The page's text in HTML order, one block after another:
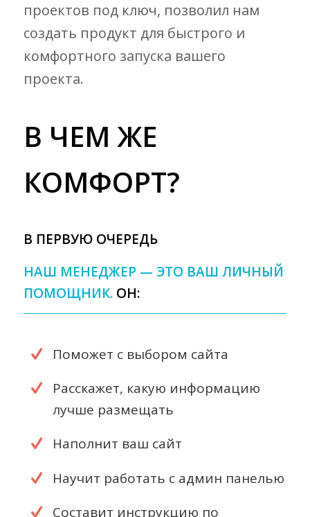
проектов под ключ, позволил нам
создать продукт для быстрого и
комфортного запуска вашего
проекта.
В ЧЕМ ЖЕ
КОМФОРТ?
В ПЕРВУЮ ОЧЕРЕДЬ
НАШ МЕНЕДЖЕР — ЭТО ВАШ ЛИЧНЫЙ
ПОМОЩНИК. ОН:
Поможет с выбором сайта
Расскажет, какую информацию
лучше размещать
Наполнит ваш сайт
Научит работать с админ панелью
Составит инструкцию по